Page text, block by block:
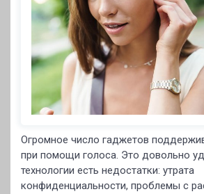
Огромное число гаджетов
при помощи голоса. Это довольно
технологии есть недостатки: утрата
конфиденциальности, проблемы с